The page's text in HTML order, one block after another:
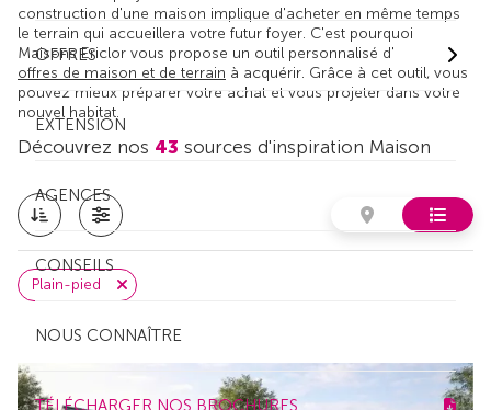
OFFRES
EXTENSION
AGENCES
CONSEILS
NOUS CONNAÎTRE
TÉLÉCHARGER NOS BROCHURES
construction d'une maison implique d'acheter en même temps
le terrain qui accueillera votre futur foyer. C'est pourquoi
Maisons Ericlor vous propose un outil personnalisé d'
offres de maison et de terrain à acquérir. Grâce à cet outil, vous
pouvez mieux préparer votre achat et vous projeter dans votre
nouvel habitat.
Découvrez nos 43 sources d'inspiration Maison
Plain-pied